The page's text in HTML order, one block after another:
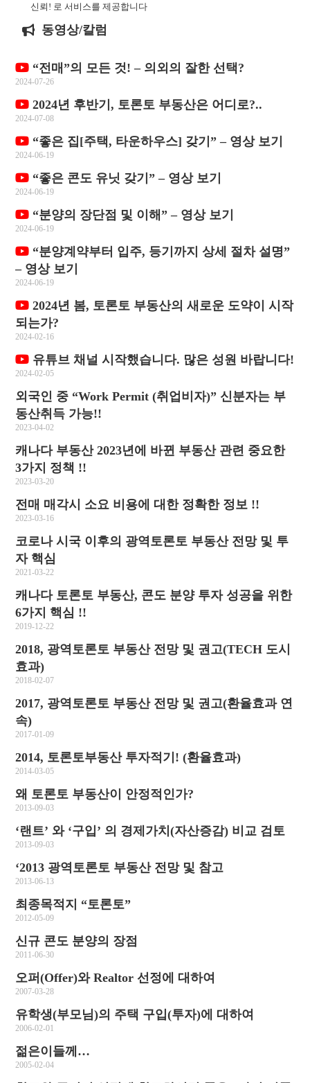
신뢰! 로 서비스를 제공합니다
동영상/칼럼
“전매”의 모든 것! – 의외의 잘한 선택?
2024-07-26
2024년 후반기, 토론토 부동산은 어디로?..
2024-07-08
“좋은 집[주택, 타운하우스] 갖기” – 영상 보기
2024-06-19
“좋은 콘도 유닛 갖기” – 영상 보기
2024-06-19
“분양의 장단점 및 이해” – 영상 보기
2024-06-19
“분양계약부터 입주, 등기까지 상세 절차 설명”
– 영상 보기
2024-06-19
2024년 봄, 토론토 부동산의 새로운 도약이 시작
되는가?
2024-02-16
유튜브 채널 시작했습니다. 많은 성원 바랍니다!
2024-02-05
외국인 중 “Work Permit (취업비자)” 신분자는 부
동산취득 가능!!
2023-04-02
캐나다 부동산 2023년에 바뀐 부동산 관련 중요한
3가지 정책 !!
2023-03-20
전매 매각시 소요 비용에 대한 정확한 정보 !!
2023-03-16
코로나 시국 이후의 광역토론토 부동산 전망 및 투
자 핵심
2021-03-22
캐나다 토론토 부동산, 콘도 분양 투자 성공을 위한
6가지 핵심 !!
2019-12-22
2018, 광역토론토 부동산 전망 및 권고(TECH 도시
효과)
2018-02-07
2017, 광역토론토 부동산 전망 및 권고(환율효과 연
속)
2017-01-09
2014, 토론토부동산 투자적기! (환율효과)
2014-03-05
왜 토론토 부동산이 안정적인가?
2013-09-03
‘랜트’ 와 ‘구입’ 의 경제가치(자산증감) 비교 검토
2013-09-03
‘2013 광역토론토 부동산 전망 및 참고
2013-06-13
최종목적지 “토론토”
2012-05-09
신규 콘도 분양의 장점
2011-06-30
오퍼(Offer)와 Realtor 선정에 대하여
2007-03-28
유학생(부모님)의 주택 구입(투자)에 대하여
2006-02-01
젊은이들께…
2005-02-04